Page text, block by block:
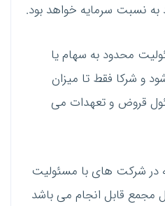
نسبت سرمایه خواهد بود.
محدود به سهام یا
و شرکا فقط تا میزان
قروض و تعهدات می
در شرکت های با مسئولیت
مجمع قابل انجام می باشد